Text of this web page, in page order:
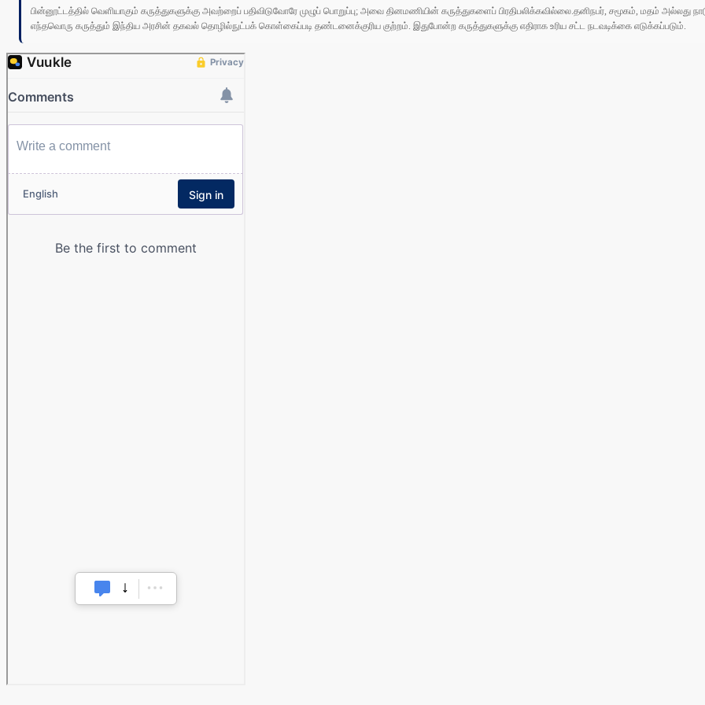
பின்னூட்டத்தில் வெளியாகும் கருத்துகளுக்கு அவற்றைப் பதிவிடுவோரே முழுப் பொறுப்பு; அவை தினமணியின் கருத்துகளைப் பிரதிபலிக்கவில்லை.தனிநபர், சமூகம், மதம் அல்லது
எந்தவொரு கருத்தும் இந்திய அரசின் தகவல் தொழில்நுட்பக் கொள்கைப்படி தண்டனைக்குரிய குற்றம். இதுபோன்ற கருத்துகளுக்கு எதிராக உரிய சட்ட நடவடிக்கை எடுக்கப்படும்.